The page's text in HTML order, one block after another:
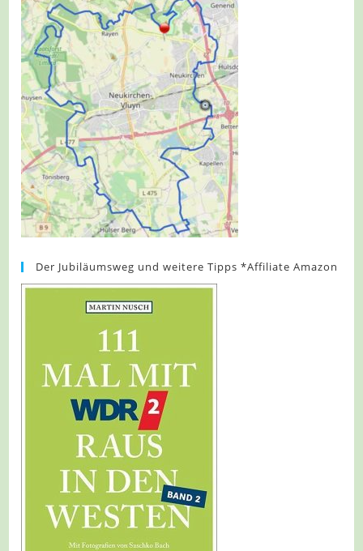
Der Jubiläumsweg und weitere Tipps *Affiliate Amazon